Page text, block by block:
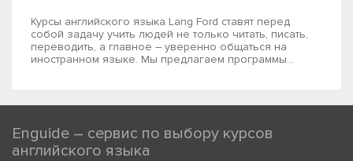
Курсы английского языка Lang Ford ставят перед
собой задачу учить людей не только читать, писать,
переводить, а главное – уверенно общаться на
иностранном языке. Мы предлагаем программы...
Enguide – сервис по выбору курсов
английского языка